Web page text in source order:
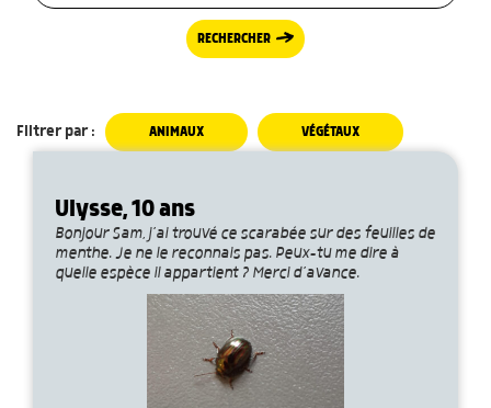
RECHERCHER
Filtrer par : ANIMAUX VÉGÉTAUX
Ulysse, 10 ans
Bonjour Sam, j’ai trouvé ce scarabée sur des feuilles de
menthe. Je ne le reconnais pas. Peux-tu me dire à
quelle espèce il appartient ? Merci d’avance.